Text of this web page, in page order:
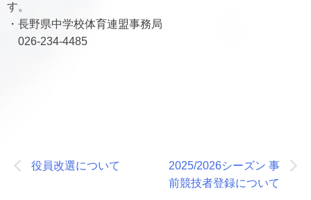
す。
・長野県中学校体育連盟事務局
026-234-4485
稿
役員改選について
2025/2026シーズン 事
前競技者登録について